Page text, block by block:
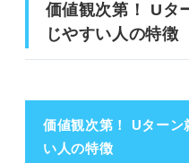
価値観次第！ Uタ
じやすい人の特徴
価値観次第！ Uターン
い人の特徴